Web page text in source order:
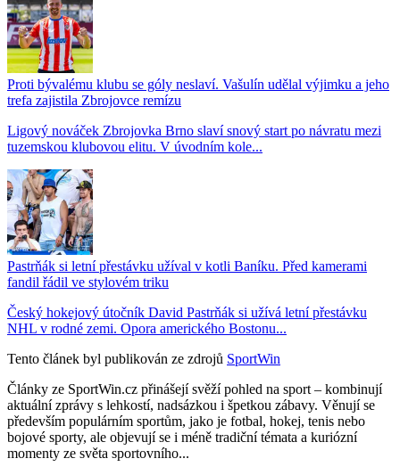
Proti bývalému klubu se góly neslaví. Vašulín udělal výjimku a jeho
trefa zajistila Zbrojovce remízu
Ligový nováček Zbrojovka Brno slaví snový start po návratu mezi
tuzemskou klubovou elitu. V úvodním kole...
Pastrňák si letní přestávku užíval v kotli Baníku. Před kamerami
fandil řádil ve stylovém triku
Český hokejový útočník David Pastrňák si užívá letní přestávku
NHL v rodné zemi. Opora amerického Bostonu...
Tento článek byl publikován ze zdrojů SportWin
Články ze SportWin.cz přinášejí svěží pohled na sport – kombinují
aktuální zprávy s lehkostí, nadsázkou i špetkou zábavy. Věnují se
především populárním sportům, jako je fotbal, hokej, tenis nebo
bojové sporty, ale objevují se i méně tradiční témata a kuriózní
momenty ze světa sportovního...